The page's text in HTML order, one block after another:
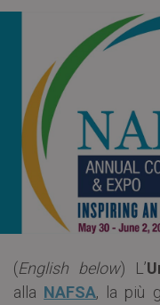
(English below) L’
alla NAFSA, la più